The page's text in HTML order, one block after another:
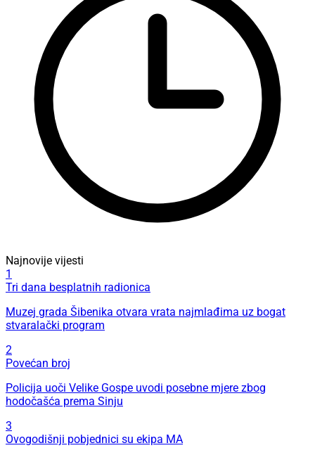
Najnovije vijesti
1
Tri dana besplatnih radionica
Muzej grada Šibenika otvara vrata najmlađima uz bogat
stvaralački program
2
Povećan broj
Policija uoči Velike Gospe uvodi posebne mjere zbog
hodočašća prema Sinju
3
Ovogodišnji pobjednici su ekipa MA